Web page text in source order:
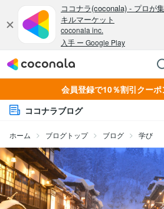
会員登録で10％割引クーポ
ココナラブログ
ホーム ブログトップ ブログ 学び